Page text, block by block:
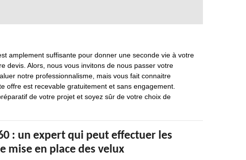
amplement suffisante pour donner une seconde vie à votre
devis. Alors, nous vous invitons de nous passer votre
notre professionnalisme, mais vous fait connaitre
offre est recevable gratuitement et sans engagement.
de votre projet et soyez sûr de votre choix de
: un expert qui peut effectuer les
mise en place des velux